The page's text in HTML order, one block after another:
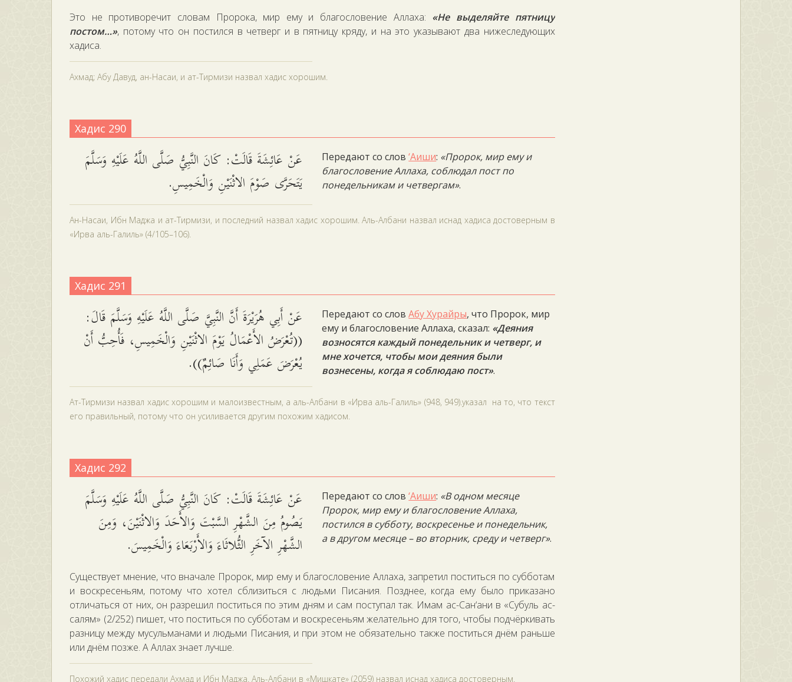
Это не противоречит словам Пророка, мир ему и благословение Аллаха: «Не выделяйте пятницу
постом…», потому что он постился в четверг и в пятницу кряду, и на это указывают два нижеследующих
хадиса.
Ахмад; Абу Давуд, ан-Насаи, и ат-Тирмизи назвал хадис хорошим.
Хадис 290
عَنْ عَائِشَةَ قَالَتْ: كَانَ النَّبِيُّ صَلَّى اللَّهُ عَلَيْهِ وَسَلَّمَ
يَتَحَرَّى صَوْمَ الاثْنَيْنِ وَالْخَمِيسِ.
Передают со слов‘Аиши: «Пророк, мир ему и
благословение Аллаха, соблюдал пост по
понедельникам и четвергам».
Ан-Насаи, Ибн Маджа и ат-Тирмизи, и последний назвал хадис хорошим. Аль-Албани назвал иснад хадиса достоверным в
«Ирва аль-Галиль» (4/105–106).
Хадис 291
عَنْ أَبِي هُرَيْرَةَ أَنَّ النَّبِيَّ صَلَّى اللَّهُ عَلَيْهِ وَسَلَّمَ قَالَ:
((تُعْرَضُ الأَعْمَالُ يَوْمَ الاثْنَيْنِ وَالْخَمِيسِ، فَأُحِبُّ أَنْ
يُعْرَضَ عَمَلِي وَأَنَا صَائِمٌ)).
Передают со словАбу Хурайры, что Пророк, мир
ему и благословение Аллаха, сказал: «Деяния
возносятся каждый понедельник и четверг, и
мне хочется, чтобы мои деяния были
вознесены, когда я соблюдаю пост».
Ат-Тирмизи назвал хадис хорошим и малоизвестным, а аль-Албани в «Ирва аль-Галиль» (948, 949).указал на то, что текст
его правильный, потому что он усиливается другим похожим хадисом.
Хадис 292
عَنْ عَائِشَةَ قَالَتْ: كَانَ النَّبِيُّ صَلَّى اللَّهُ عَلَيْهِ وَسَلَّمَ
يَصُومُ مِنَ الشَّهْرِ السَّبْتَ وَالأَحَدَ وَالاثْنَيْنَ، وَمِنَ
الشَّهْرِ الآخَرِ الثُّلاثَاءَ وَالأَرْبَعَاءَ وَالْخَمِيسَ.
Передают со слов‘Аиши: «В одном месяце
Пророк, мир ему и благословение Аллаха,
постился в субботу, воскресенье и понедельник,
а в другом месяце – во вторник, среду и четверг».
Существует мнение, что вначале Пророк, мир ему и благословение Аллаха, запретил поститься по субботам
и воскресеньям, потому что хотел сблизиться с людьми Писания. Позднее, когда ему было приказано
отличаться от них, он разрешил поститься по этим дням и сам поступал так. Имам ас-Сан‘ани в «Субуль ас-
салям» (2/252) пишет, что поститься по субботам и воскресеньям желательно для того, чтобы подчёркивать
разницу между мусульманами и людьми Писания, и при этом не обязательно также поститься днём раньше
или днём позже. А Аллах знает лучше.
Похожий хадис передали Ахмад и Ибн Маджа. Аль-Албани в «Мишкате» (2059) назвал иснад хадиса достоверным.